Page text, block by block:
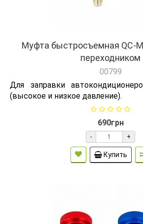
Муфта быстросъемная QC-
переходником
00799
Для заправки
(высокое и низкое давление).
690грн
- +
Купить